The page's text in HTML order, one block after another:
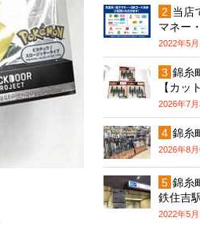
当店
マネー
2022年5月
錦糸
【カッ
2026年7月
錦糸
2026年8月
錦糸
鉄住吉
2022年5月